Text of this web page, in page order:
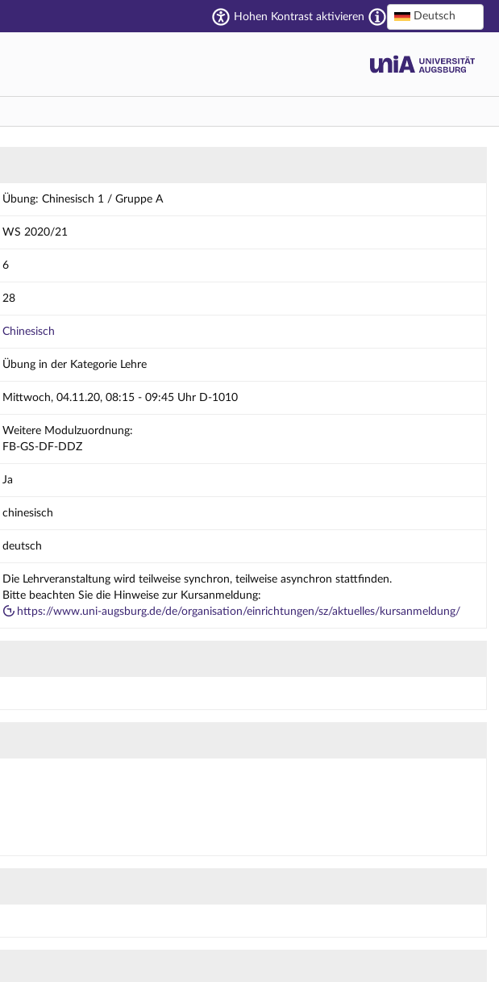
Hohen Kontrast aktivieren Deutsch
Übung: Chinesisch 1 / Gruppe A
WS 2020/21
6
28
Chinesisch
Übung in der Kategorie Lehre
Mittwoch, 04.11.20, 08:15 - 09:45 Uhr D-1010
Weitere Modulzuordnung:
FB-GS-DF-DDZ
Ja
chinesisch
deutsch
Die Lehrveranstaltung wird teilweise synchron, teilweise asynchron stattfinden.
Bitte beachten Sie die Hinweise zur Kursanmeldung:
https://www.uni-augsburg.de/de/organisation/einrichtungen/sz/aktuelles/kursanmeldung/